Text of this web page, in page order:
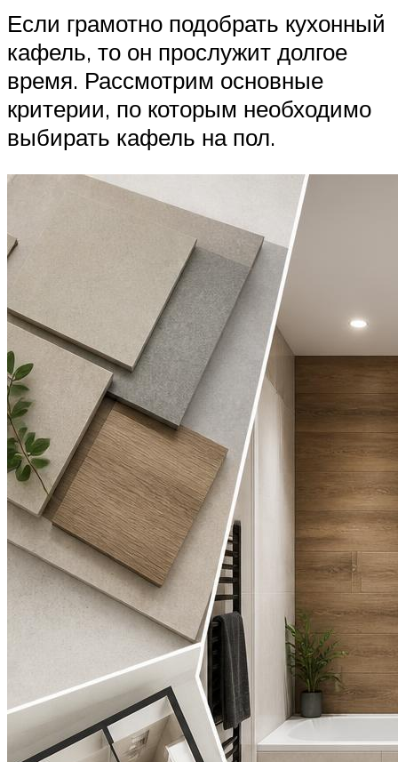
Если грамотно подобрать кухонный
кафель, то он прослужит долгое
время. Рассмотрим основные
критерии, по которым необходимо
выбирать кафель на пол.